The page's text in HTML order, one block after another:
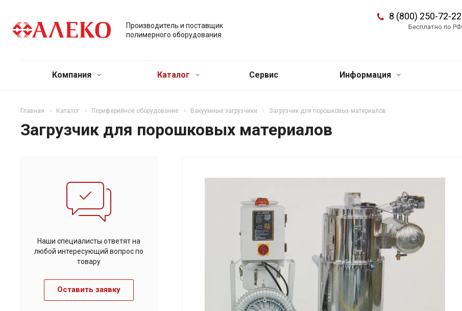
Производитель и поставщик
полимерного оборудования
8 (800) 250-72-22
Бесплатно по РФ
Компания Каталог Сервис Информация
Главная Каталог Периферийное оборудование Вакуумные загрузчики Загрузчик для порошковых материалов
Загрузчик для порошковых материалов
Наши специалисты ответят на
любой интересующий вопрос по
товару
Оставить заявку